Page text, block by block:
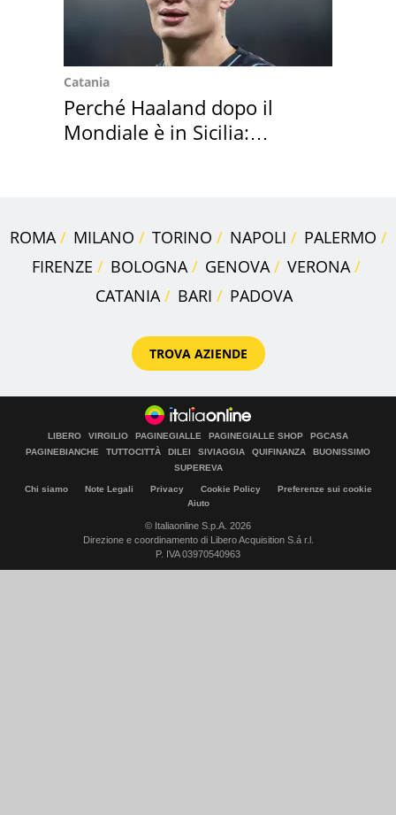
Catania
Perché Haaland dopo il
Mondiale è in Sicilia:
ROMA MILANO TORINO NAPOLI
PALERMO
FIRENZE
BOLOGNA GENOVA
VERONA
CATANIA
BARI PADOVA
TROVA AZIENDE
LIBERO VIRGILIO PAGINEGIALLE PAGINEGIALLE SHOP
PGCASA
PAGINEBIANCHE
TUTTOCITTÀ DILEI SIVIAGGIA QUIFINANZA
BUONISSIMO
SUPEREVA
Chi siamo Note Legali Privacy Cookie Policy
Preferenze sui cookie
Aiuto
© Italiaonline S.p.A. 2026
Direzione e coordinamento di Libero Acquisition S.á r.l.
P. IVA 03970540963